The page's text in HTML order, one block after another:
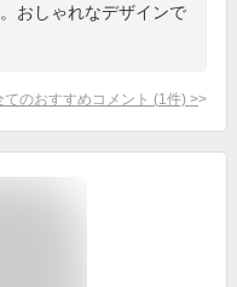
おしゃれなデザインで
てのおすすめコメント (1 件) >